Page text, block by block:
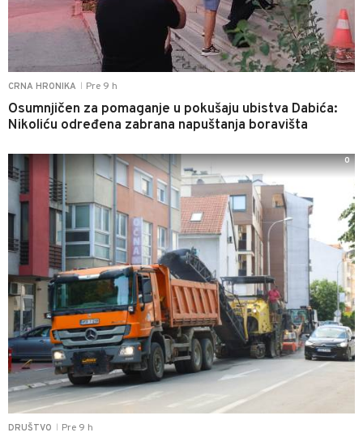
CRNA HRONIKA Pre 9 h
Osumnjičen za pomaganje u pokušaju ubistva Dabića:
Nikoliću određena zabrana napuštanja boravišta
DRUŠTVO Pre 9 h
0